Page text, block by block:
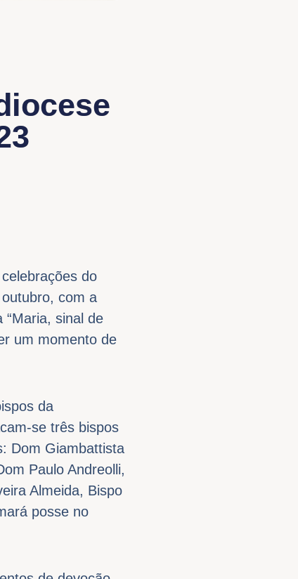
do
com a
sinal de
um momento de
da
se três bispos
Dom Giambattista
Paulo Andreolli,
Almeida, Bispo
posse no